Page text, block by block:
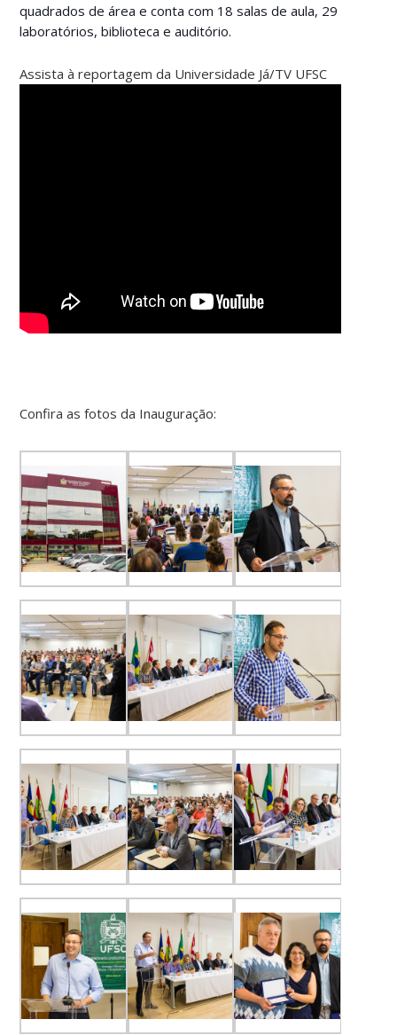
quadrados de área e conta com 18 salas de aula, 29
laboratórios, biblioteca e auditório.
Assista à reportagem da Universidade Já/TV UFSC
Confira as fotos da Inauguração: